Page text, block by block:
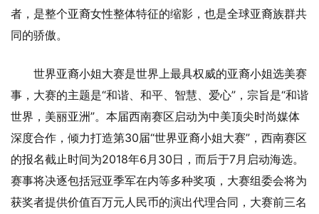
者，是整个亚裔女性整体特征的缩影，也是全球亚裔族群共
同的骄傲。
世界亚裔小姐大赛是世界上最具权威的亚裔小姐选美赛
事，大赛的主题是“和谐、和平、智慧、爱心”，宗旨是“和谐
世界，美丽亚洲”。本届西南赛区启动为中美顶尖时尚媒体
深度合作，倾力打造第30届“世界亚裔小姐大赛”，西南赛区
的报名截止时间为2018年6月30日，而后于7月启动海选。
赛事将决逐包括冠亚季军在内等多种奖项，大赛组委会将为
获奖者提供价值百万元人民币的演出代理合同，大赛前三名